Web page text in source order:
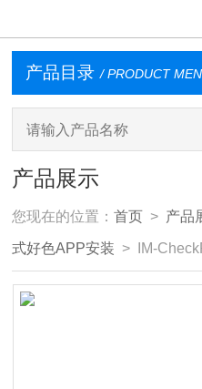
产品目录 / PRODUCT
产品展示
您现在的位置：首页 > 产品
式好色APP安装 > IM-